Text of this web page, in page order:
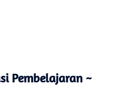
Pembelajaran ~